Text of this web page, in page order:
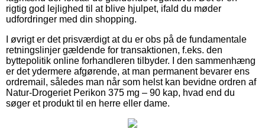
rigtig god lejlighed til at blive hjulpet, ifald du møder
udfordringer med din shopping.
I øvrigt er det prisværdigt at du er obs på de fundamentale
retningslinjer gældende for transaktionen, f.eks. den
byttepolitik online forhandleren tilbyder. I den sammenhæng
er det ydermere afgørende, at man permanent bevarer ens
ordremail, således man når som helst kan bevidne ordren af
Natur-Drogeriet Perikon 375 mg – 90 kap, hvad end du
søger et produkt til en herre eller dame.